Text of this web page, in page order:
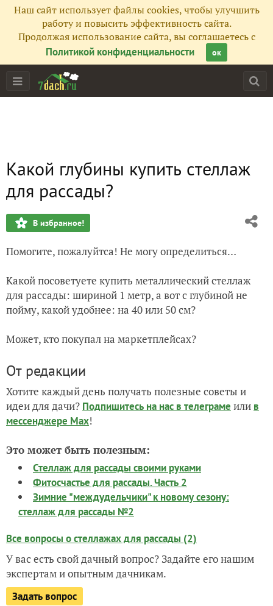
Наш сайт использует файлы cookies, чтобы улучшить
работу и повысить эффективность сайта.
Продолжая использование сайта, вы соглашаетесь с
Политикой конфиденциальности
ок
Какой глубины купить стеллаж
для рассады?
В избранное!
Помогите, пожалуйтса! Не могу определиться…
Какой посоветуете купить металлический стеллаж
для рассады: шириной 1 метр, а вот с глубиной не
пойму, какой удобнее: на 40 или 50 см?
Может, кто покупал на маркетплейсах?
От редакции
Хотите каждый день получать полезные советы и
идеи для дачи? Подпишитесь на нас в телеграме или в
мессенджере Max!
Это может быть полезным:
Стеллаж для рассады своими руками
Фитосчастье для рассады. Часть 2
Зимние "междудельчики" к новому сезону:
стеллаж для рассады №2
Все вопросы о стеллажах для рассады (2)
У вас есть свой дачный вопрос? Задайте его нашим
экспертам и опытным дачникам.
Задать вопрос